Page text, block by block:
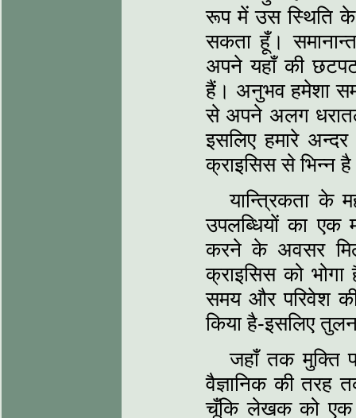
रूप में उस स्थिति
सकता हूँ।
अपने यहाँ की
हैं। अनुभव हमेशा
से अपने अलग धरातल
इसलिए हमारे
क्राइसिस से भिन्न
यान्त्रिकता के
उपलब्धियों का एक
करने के अवसर
क्राइसिस को
समय और परिवेश
किया है-इसलिए
जहाँ तक मुक्ति
वैज्ञानिक की तरह
चूँकि लेखक को एक